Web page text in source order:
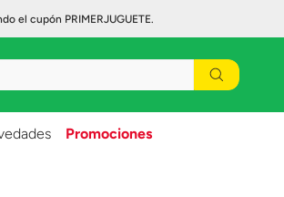
el cupón PRIMERJUGUETE.
Promociones